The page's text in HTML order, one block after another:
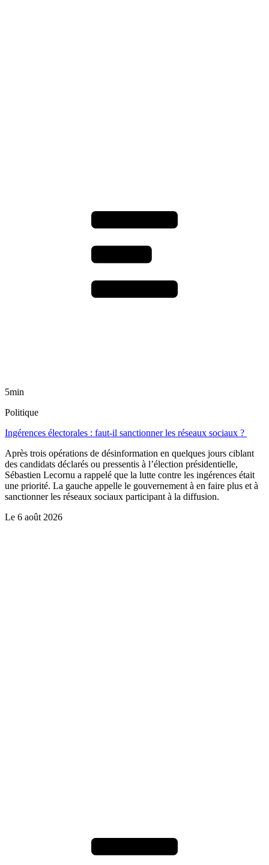
5min
Politique
Ingérences électorales : faut-il sanctionner les réseaux sociaux ?
Après trois opérations de désinformation en quelques jours ciblant
des candidats déclarés ou pressentis à l’élection présidentielle,
Sébastien Lecornu a rappelé que la lutte contre les ingérences était
une priorité. La gauche appelle le gouvernement à en faire plus et à
sanctionner les réseaux sociaux participant à la diffusion.
Le 6 août 2026